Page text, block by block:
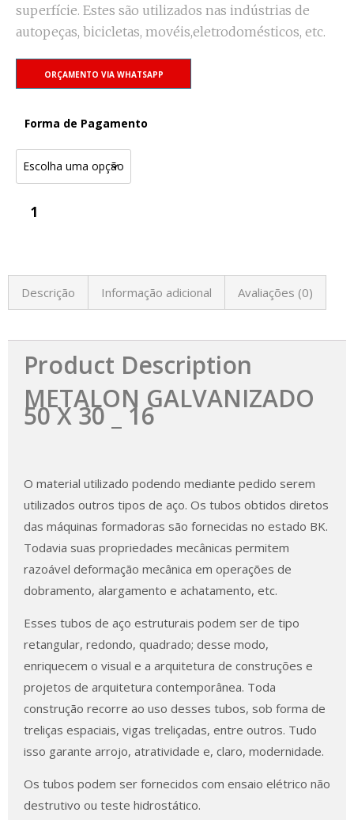
superfície. Estes são utilizados nas indústrias de
autopeças, bicicletas, movéis,eletrodomésticos, etc.
ORÇAMENTO VIA WHATSAPP
Forma de Pagamento
Descrição Informação adicional Avaliações (0)
Product Description
METALON GALVANIZADO
50 X 30 _ 16
O material utilizado podendo mediante pedido serem
utilizados outros tipos de aço. Os tubos obtidos diretos
das máquinas formadoras são fornecidas no estado BK.
Todavia suas propriedades mecânicas permitem
razoável deformação mecânica em operações de
dobramento, alargamento e achatamento, etc.
Esses tubos de aço estruturais podem ser de tipo
retangular, redondo, quadrado; desse modo,
enriquecem o visual e a arquitetura de construções e
projetos de arquitetura contemporânea. Toda
construção recorre ao uso desses tubos, sob forma de
treliças espaciais, vigas treliçadas, entre outros. Tudo
isso garante arrojo, atratividade e, claro, modernidade.
Os tubos podem ser fornecidos com ensaio elétrico não
destrutivo ou teste hidrostático.